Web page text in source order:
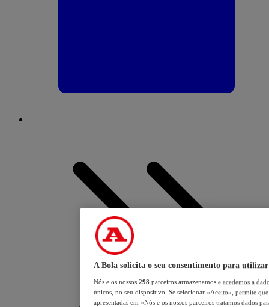
A Bola solicita o seu consentimento para utilizar
Nós e os nossos 298 parceiros armazenamos e acedemos a
únicos, no seu dispositivo. Se selecionar «Aceito», permite
apresentadas em «Nós e os nossos parceiros tratamos dados